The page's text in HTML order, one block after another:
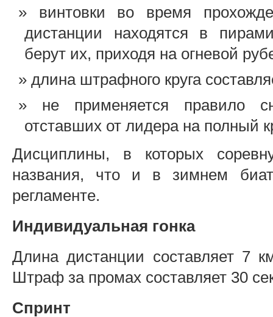
винтовки во время
дистанции находятся в
берут их, приходя на огневой
длина штрафного круга
не применяется правило
отставших от лидера на полный
Дисциплины, в которых
названия, что и в зимнем
регламенте.
Индивидуальная гонка
Длина дистанции составляет
Штраф за промах составляет 30
Спринт